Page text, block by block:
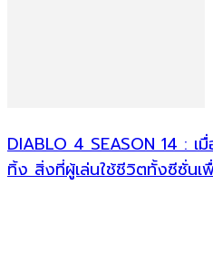
DIABLO 4 SEASON 14 : เ
ทิ้ง สิ่งที่ผู้เล่นใช้ชีวิตทั้งซีซั่นเ